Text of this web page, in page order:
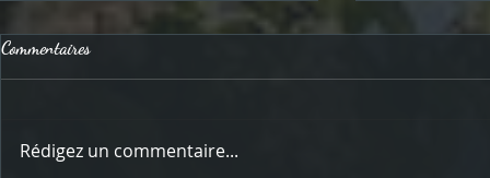
Commentaires
Rédigez un commentaire...